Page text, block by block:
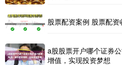
股票配资案例 股票配
a股股票开户哪个证券
增值，实现投资梦想